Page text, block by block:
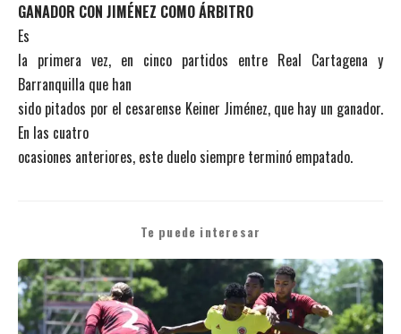
GANADOR CON JIMÉNEZ COMO ÁRBITRO
Es
la primera vez, en cinco partidos entre Real Cartagena y
Barranquilla que han
sido pitados por el cesarense Keiner Jiménez, que hay un ganador.
En las cuatro
ocasiones anteriores, este duelo siempre terminó empatado.
Te puede interesar